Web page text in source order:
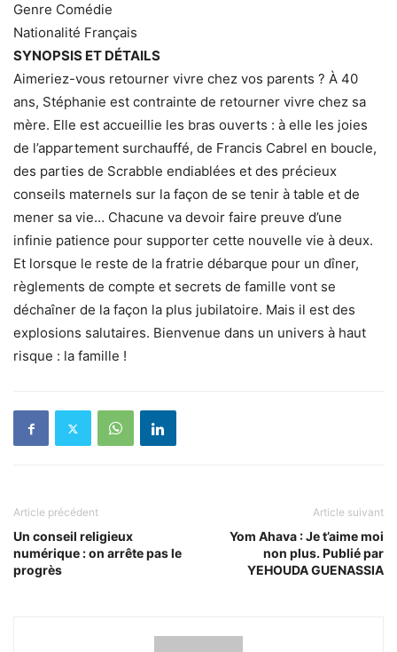
Genre Comédie
Nationalité Français
SYNOPSIS ET DÉTAILS
Aimeriez-vous retourner vivre chez vos parents ? À 40
ans, Stéphanie est contrainte de retourner vivre chez sa
mère. Elle est accueillie les bras ouverts : à elle les joies
de l’appartement surchauffé, de Francis Cabrel en boucle,
des parties de Scrabble endiablées et des précieux
conseils maternels sur la façon de se tenir à table et de
mener sa vie… Chacune va devoir faire preuve d’une
infinie patience pour supporter cette nouvelle vie à deux.
Et lorsque le reste de la fratrie débarque pour un dîner,
règlements de compte et secrets de famille vont se
déchaîner de la façon la plus jubilatoire. Mais il est des
explosions salutaires. Bienvenue dans un univers à haut
risque : la famille !
Article précédent
Un conseil religieux
numérique : on arrête pas le
progrès
Article suivant
Yom Ahava : Je t’aime moi
non plus. Publié par
YEHOUDA GUENASSIA